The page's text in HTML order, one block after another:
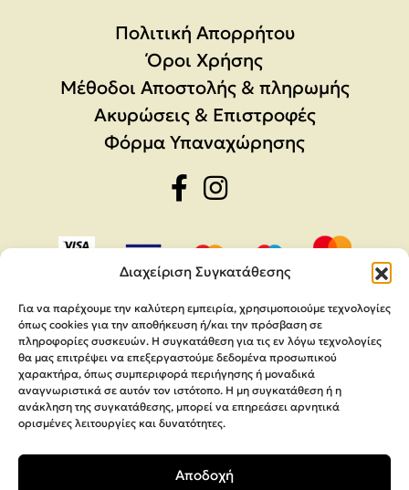
Διαχείριση Συγκατάθεσης
Για να παρέχουμε την καλύτερη εμπειρία, χρησιμοποιούμε τεχνολογίες
όπως cookies για την αποθήκευση ή/και την πρόσβαση σε
πληροφορίες συσκευών. Η συγκατάθεση για τις εν λόγω τεχνολογίες
θα μας επιτρέψει να επεξεργαστούμε δεδομένα προσωπικού
χαρακτήρα, όπως συμπεριφορά περιήγησης ή μοναδικά
αναγνωριστικά σε αυτόν τον ιστότοπο. Η μη συγκατάθεση ή η
ανάκληση της συγκατάθεσης, μπορεί να επηρεάσει αρνητικά
ορισμένες λειτουργίες και δυνατότητες.
Αποδοχή
Πολιτική Απορρήτου
Όροι Χρήσης
Μέθοδοι Αποστολής & πληρωμής
Ακυρώσεις & Επιστροφές
Φόρμα Υπαναχώρησης
Copyright 2026,